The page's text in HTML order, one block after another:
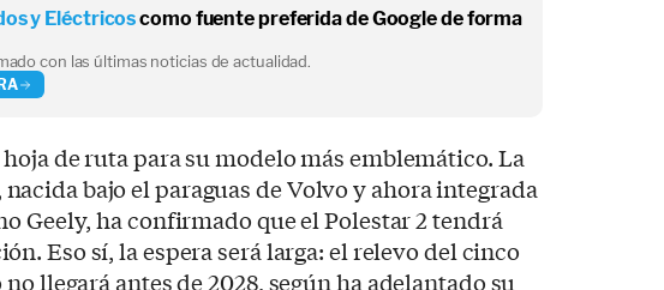
y Eléctricoscomo fuente preferida de Google de forma
con las últimas noticias de actualidad.
de ruta para su modelo más emblemático. La
bajo el paraguas de Volvo y ahora integrada
Geely, ha confirmado que el Polestar 2 tendrá
Eso sí, la espera será larga: el relevo del cinco
llegará antes de 2028, según ha adelantado su